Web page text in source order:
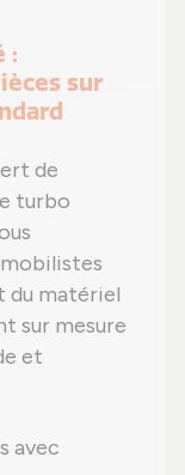
:
sur
de
turbo
du matériel
sur mesure
et
avec